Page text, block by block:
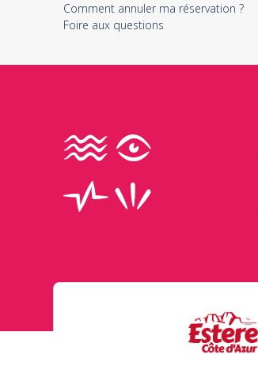
Comment annuler ma réservation ?
Foire aux questions